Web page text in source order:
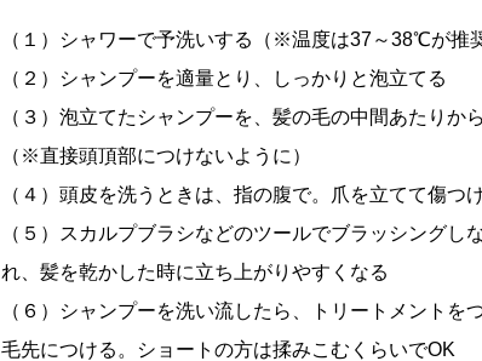
（１）シャワーで予洗いする（※温度は37～38℃が推
（２）シャンプーを適量とり、しっかりと泡立てる
（３）泡立てたシャンプーを、髪の毛の中間あたりか
（※直接頭頂部につけないように）
（４）頭皮を洗うときは、指の腹で。爪を立てて傷つ
（５）スカルプブラシなどのツールでブラッシング
れ、髪を乾かした時に立ち上がりやすくなる
（６）シャンプーを洗い流したら、トリートメントを
毛先につける。ショートの方は揉みこむくらいでOK